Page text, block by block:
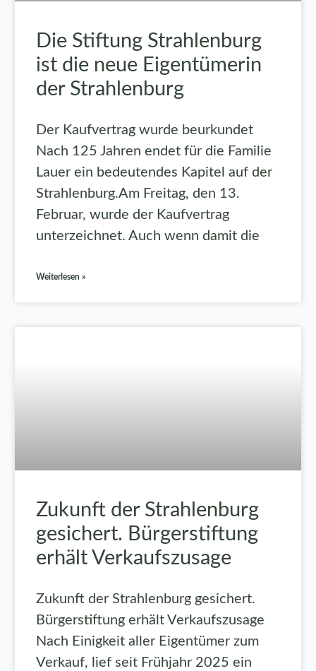
Die Stiftung Strahlenburg
ist die neue Eigentümerin
der Strahlenburg
Der Kaufvertrag wurde beurkundet
Nach 125 Jahren endet für die Familie
Lauer ein bedeutendes Kapitel auf der
Strahlenburg.Am Freitag, den 13.
Februar, wurde der Kaufvertrag
unterzeichnet. Auch wenn damit die
Weiterlesen »
Zukunft der Strahlenburg
gesichert. Bürgerstiftung
erhält Verkaufszusage
Zukunft der Strahlenburg gesichert.
Bürgerstiftung erhält Verkaufszusage
Nach Einigkeit aller Eigentümer zum
Verkauf, lief seit Frühjahr 2025 ein